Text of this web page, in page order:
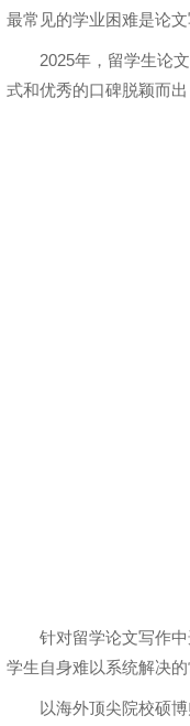
最常见的学业困难是论
2025年，留学生论
式和优秀的口碑脱颖而
针对留学论文写作
学生自身难以系统解决
以海外顶尖院校硕